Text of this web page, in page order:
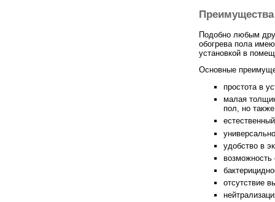
Подобно любым
обогрева пола
установкой в
Основные
простота в
малая
пол, но
удобство в
возможность
отсутствие